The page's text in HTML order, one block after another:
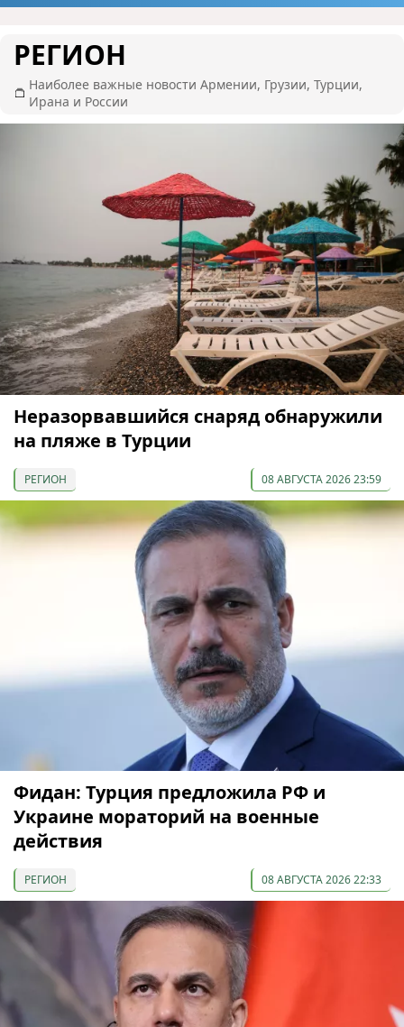
РЕГИОН
Наиболее важные новости Армении, Грузии, Турции,
Ирана и России
Неразорвавшийся снаряд обнаружили
на пляже в Турции
РЕГИОН 08 АВГУСТА 2026 23:59
Фидан: Турция предложила РФ и
Украине мораторий на военные
действия
РЕГИОН 08 АВГУСТА 2026 22:33